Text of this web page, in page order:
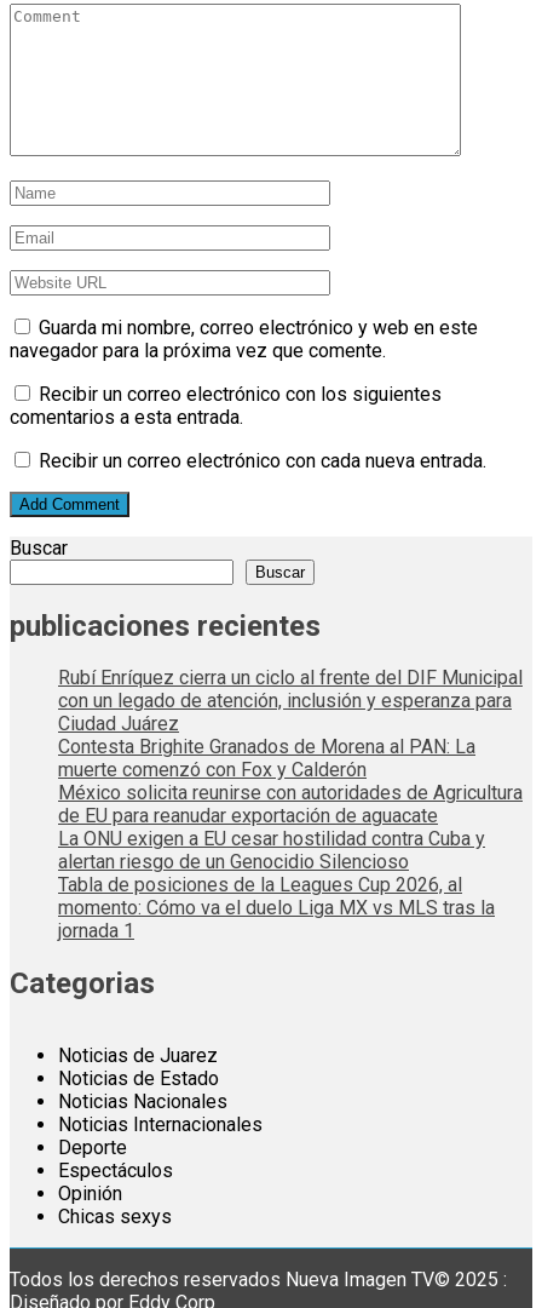
Guarda mi nombre, correo electrónico y web en este
navegador para la próxima vez que comente.
Recibir un correo electrónico con los siguientes
comentarios a esta entrada.
Recibir un correo electrónico con cada nueva entrada.
Buscar
Buscar
publicaciones recientes
Rubí Enríquez cierra un ciclo al frente del DIF Municipal
con un legado de atención, inclusión y esperanza para
Ciudad Juárez
Contesta Brighite Granados de Morena al PAN: La
muerte comenzó con Fox y Calderón
México solicita reunirse con autoridades de Agricultura
de EU para reanudar exportación de aguacate
La ONU exigen a EU cesar hostilidad contra Cuba y
alertan riesgo de un Genocidio Silencioso
Tabla de posiciones de la Leagues Cup 2026, al
momento: Cómo va el duelo Liga MX vs MLS tras la
jornada 1
Categorias
Noticias de Juarez
Noticias de Estado
Noticias Nacionales
Noticias Internacionales
Deporte
Espectáculos
Opinión
Chicas sexys
Todos los derechos reservados Nueva Imagen TV© 2025 :
Diseñado por Eddy Corp